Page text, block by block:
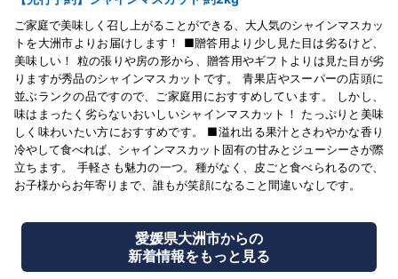
ご家庭で美味しく召し上がることができる、大人気のシャインマスカッ
トを大洲市よりお届けします！ ■贈答用より少し見た目は劣るけど、
美味しい！ 粒の張りや房の形から、贈答用やギフトよりは見た目が劣
りますが秀品のシャインマスカットです。 青果店やスーパーの店頭に
並ぶランクの品ですので、ご家庭用におすすめしています。 しかし、
味はまったく劣らないおいしいシャインマスカット！ たっぷりと美味
しく味わいたい方におすすめです。 ■溢れ出る果汁とさわやかな香り
冷やして食べれば、シャインマスカット固有の甘みとジューシーさが際
立ちます。 手軽さも魅力の一つ。種がなく、皮ごと食べられるので、
お子様からお年寄りまで、誰もが笑顔になること間違いなしです。
愛媛県大洲市からの
新着情報をもっと見る